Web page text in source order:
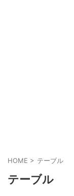
HOME > テーブル
テーブル